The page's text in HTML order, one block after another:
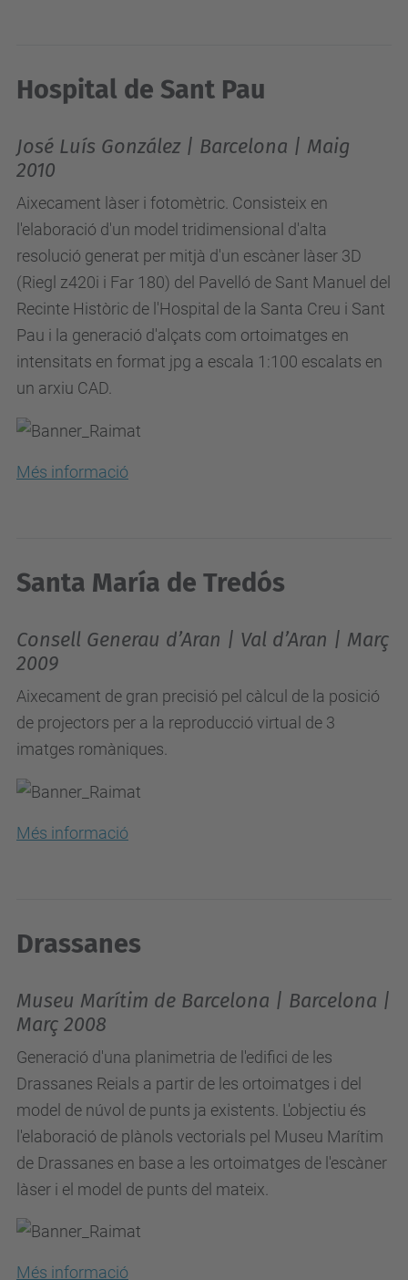
Hospital de Sant Pau
José Luís González | Barcelona | Maig
2010
Aixecament làser i fotomètric. Consisteix en
l'elaboració d'un model tridimensional d'alta
resolució generat per mitjà d'un escàner làser 3D
(Riegl z420i i Far 180) del Pavelló de Sant Manuel del
Recinte Històric de l'Hospital de la Santa Creu i Sant
Pau i la generació d'alçats com ortoimatges en
intensitats en format jpg a escala 1:100 escalats en
un arxiu CAD.
Més informació
Santa María de Tredós
Consell Generau d’Aran | Val d’Aran | Març
2009
Aixecament de gran precisió pel càlcul de la posició
de projectors per a la reproducció virtual de 3
imatges romàniques.
Més informació
Drassanes
Museu Marítim de Barcelona | Barcelona |
Març 2008
Generació d'una planimetria de l'edifici de les
Drassanes Reials a partir de les ortoimatges i del
model de núvol de punts ja existents. L'objectiu és
l'elaboració de plànols vectorials pel Museu Marítim
de Drassanes en base a les ortoimatges de l'escàner
làser i el model de punts del mateix.
Més informació